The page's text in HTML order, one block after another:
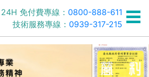
24H 免付費專線： 0800-888-611
技術服務專線： 0939-317-215